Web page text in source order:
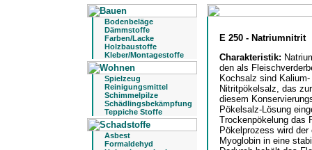
Bodenbeläge
Dämmstoffe
Farben/Lacke
Holzbaustoffe
Kleber/Montagestoffe
Spielzeug
Reinigungsmittel
Schimmelpilze
Schädlingsbekämpfung
Teppiche Stoffe
Asbest
Formaldehyd
E 250 - Natriumnitrit
Charakteristik:
den als
Kochsalz sind
Nitritpökelsalz, das
diesem
Pökelsalz-Lösung
Trockenpökelung das
Pökelprozess wird
Myoglobin in eine